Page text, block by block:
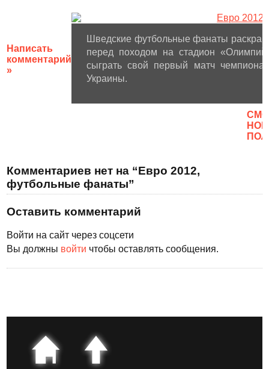
Написать
комментарий
»
Шведские футбольные фанаты
перед походом на стадион
сыграть свой первый матч
Украины.
Комментариев нет на “Евро 2012,
футбольные фанаты”
Оставить комментарий
Войти на сайт через соцсети
Вы должны войти чтобы оставлять сообщения.